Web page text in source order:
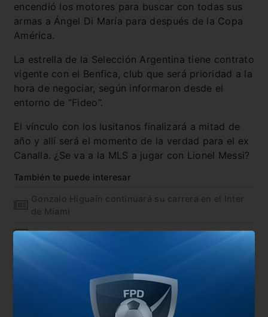
encendió los motores para buscar con todas sus
armas a Ángel Di María para después de la Copa
América.
La estrella de la Selección Argentina tiene contrato
vigente con el Benfica, club que será prioridad a la
hora de negociar, según informaron desde el
entorno de “Fideo”.
El vínculo con los lusitanos finalizará a mitad de
año y allí será el momento de la verdad para el ex
Canalla. ¿Se va a la MLS a jugar con Lionel Messi?
También te puede interesar
Gonzalo Higuaín continuará su carrera en el Inter
de Miami
Beckham va a la carga por Luis Suárez
El nuevo club de Beckham se lleva dos joyas